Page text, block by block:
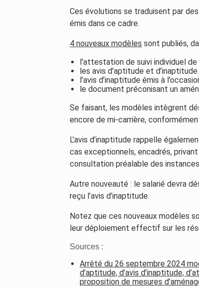
Ces évolutions se traduisent par
émis dans ce cadre.
4 nouveaux modèles sont publiés,
l’attestation de suivi individuel
les avis d’aptitude et
l’avis d’inaptitude émis à
le document préconisant un
Se faisant, les modèles intègrent
encore de mi-carrière,
L’avis d’inaptitude rappelle
cas exceptionnels, encadrés,
consultation préalable des
Autre nouveauté : le salarié devra
reçu l’avis d’inaptitude.
Notez que ces nouveaux modèles
leur déploiement effectif sur les
Sources :
Arrêté du 26 septembre 2024
d’aptitude, d’avis d’inaptitude,
proposition de mesures